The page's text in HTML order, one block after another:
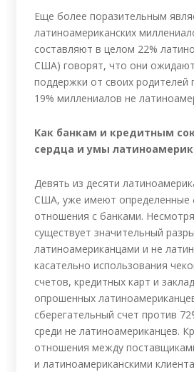
Еще более поразительным
латиноамериканских
составляют в целом 22%
США) говорят, что они
поддержки от своих родителей
19% миллениалов не
Как банкам и кредитным
сердца и умы
Девять из десяти
США, уже имеют определенные
отношения с банками.
существует значительный
латиноамериканцами и не
касательно использования
счетов, кредитных карт и
опрошенных
сберегательный счет против
среди не латиноамериканцев.
отношения между
и латиноамериканскими